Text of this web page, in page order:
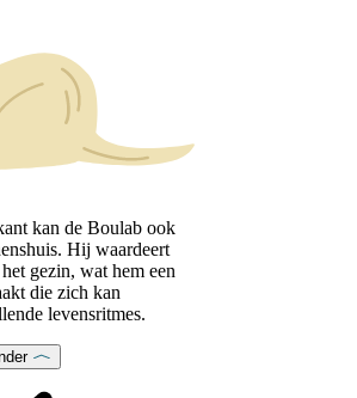
kan de Boulab ook
Hij waardeert
gezin, wat hem een
die zich kan
levensritmes.